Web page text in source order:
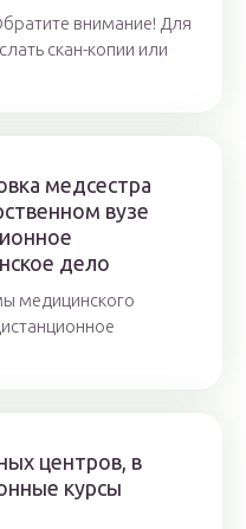
внимание! Для
скан-копии или
медсестра
вузе
дело
медицинского
центров, в
курсы